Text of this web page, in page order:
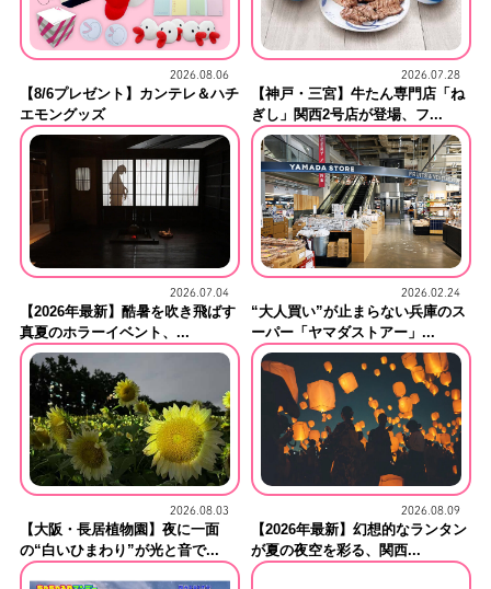
2026.08.06
【8/6プレゼント】カンテレ＆ハチ
エモングッズ
2026.07.28
【神戸・三宮】牛たん専門店「ね
ぎし」関西2号店が登場、フ...
2026.07.04
【2026年最新】酷暑を吹き飛ばす
真夏のホラーイベント、...
2026.02.24
“大人買い”が止まらない兵庫のス
ーパー「ヤマダストアー」...
2026.08.03
【大阪・長居植物園】夜に一面
の“白いひまわり”が光と音で...
2026.08.09
【2026年最新】幻想的なランタン
が夏の夜空を彩る、関西...